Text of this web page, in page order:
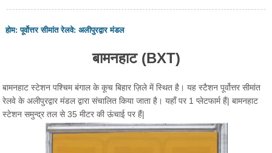
होम:पूर्वोत्तर सीमांत रेलवे:अलीपुरद्वार मंडल
बामनहाट (BXT)
बामनहाट स्टेशन पश्चिम बंगाल के कूच बिहार ज़िले में स्थित है। यह स्टैशन पूर्वोत्तर सीमांत
रेलवे के अलीपुरद्वार मंडल द्वारा संचालित किया जाता है। यहाँ पर 1 प्लेटफार्म हैं| बामनहाट
स्टेशन समुन्द्र तल से 35 मीटर की ऊंचाई पर हैं|